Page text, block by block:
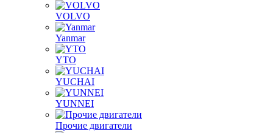
VOLVO
Yanmar
YTO
YUCHAI
YUNNEI
Прочие двигатели